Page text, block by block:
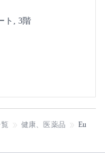
ト, 3階
健康、医薬品
Eu